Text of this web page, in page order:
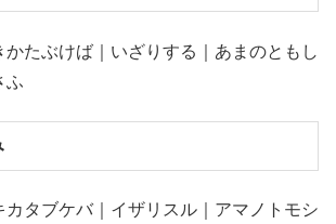
たぶけば｜いざりする｜あまのともし
ふ
カタブケバ｜イザリスル｜アマノトモシ